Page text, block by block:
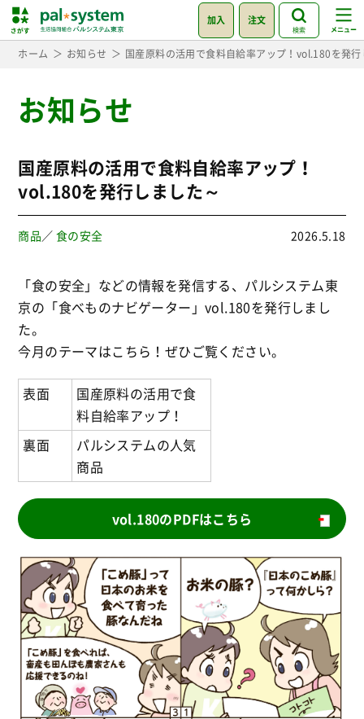
加入 注文
検索
ホーム お知らせ 国産原料の活用で食料自給率アップ！vol.180を発
お知らせ
国産原料の活用で食料自給率アップ！
vol.180を発行しました～
商品／食の安全 2026.5.18
「食の安全」などの情報を発信する、パルシステム東
京の「食べものナビゲーター」vol.180を発行しまし
た。
今月のテーマはこちら！ぜひご覧ください。
表面
国産原料の活用で食
料自給率アップ！
裏面
パルシステムの人気
商品
vol.180のPDFはこちら